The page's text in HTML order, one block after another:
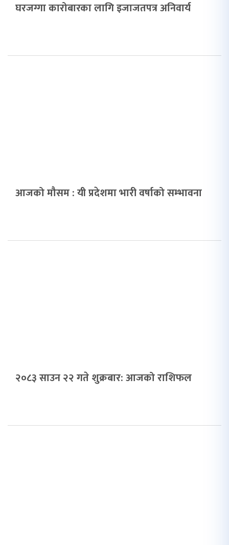
घरजग्गा कारोबारका लागि इजाजतपत्र अनिवार्य
आजको मौसम : यी प्रदेशमा भारी वर्षाको सम्भावना
२०८३ साउन २२ गते शुक्रबार: आजको राशिफल